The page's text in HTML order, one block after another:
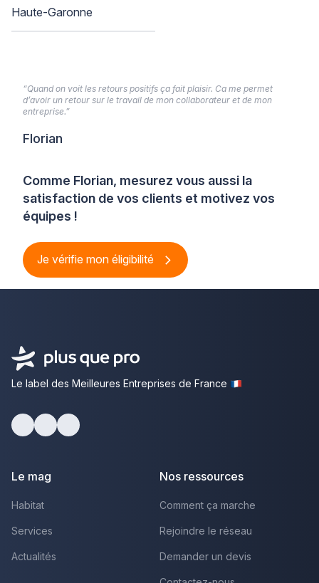
Haute-Garonne
Comme Florian, mesurez vous aussi la
satisfaction de vos clients et motivez vos
équipes !
Je vérifie mon éligibilité
“Quand on voit les retours positifs ça fait plaisir. Ca me permet
d’avoir un retour sur le travail de mon collaborateur et de mon
entreprise.”
Florian
Le label des Meilleures Entreprises de France
Le mag
Habitat
Services
Actualités
Nos ressources
Comment ça marche
Rejoindre le réseau
Demander un devis